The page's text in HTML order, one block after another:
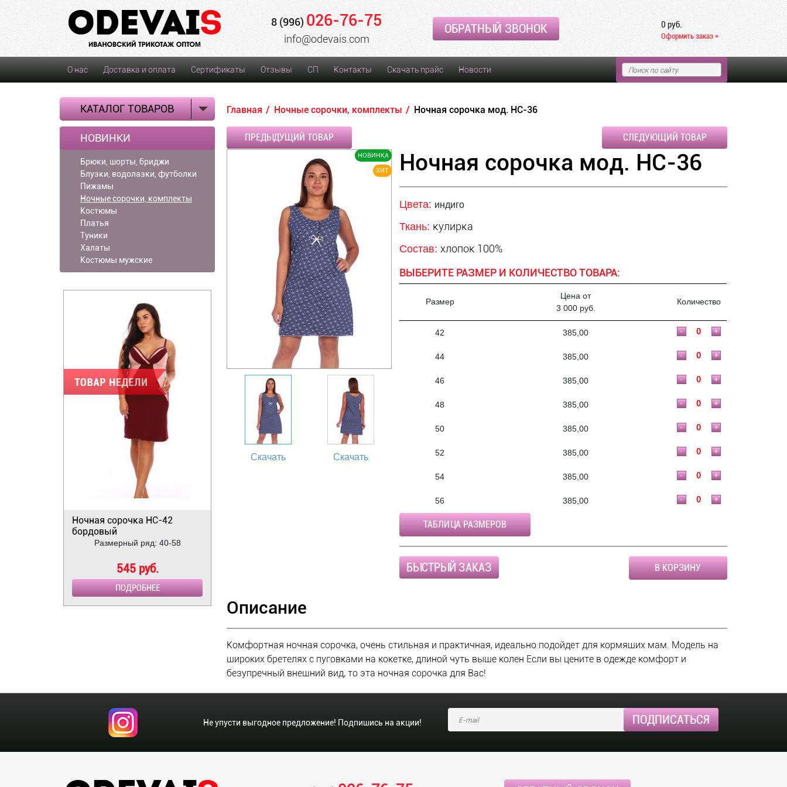
8 (996) 026-76-75
info@odevais.com
ОБРАТНЫЙ ЗВОНОК 0 руб.
Оформить заказ »
О нас Доставка и оплата Сертификаты Отзывы СП Контакты Скачать прайс Новости
КАТАЛОГ ТОВАРОВ
НОВИНКИ
Брюки, шорты, бриджи
Блузки, водолазки, футболки
Пижамы
Ночные сорочки, комплекты
Костюмы
Платья
Туники
Халаты
Костюмы мужские
Ночная сорочка НС-42
бордовый
Размерный ряд: 40-58
545 руб.
ПОДРОБНЕЕ
Главная Ночные сорочки, комплекты Ночная сорочка мод. НС-36
ПРЕДЫДУЩИЙ ТОВАР СЛЕДУЮЩИЙ ТОВАР
НОВИНКА
ХИТ
Скачать Скачать
Ночная сорочка мод. НС-36
Цвета: индиго
Ткань: кулирка
Состав: хлопок 100%
ВЫБЕРИТЕ РАЗМЕР И КОЛИЧЕСТВО ТОВАРА:
Размер
Цена от
3 000 руб.
Количество
42 385,00 +
-
44 385,00 +
-
46 385,00 +
-
48 385,00 +
-
50 385,00 +
-
52 385,00 +
-
54 385,00 +
-
56 385,00 +
-
ТАБЛИЦА РАЗМЕРОВ
БЫСТРЫЙ ЗАКАЗ В КОРЗИНУ
Описание
Комфортная ночная сорочка, очень стильная и практичная, идеально подойдет для кормящих мам. Модель на
широких бретелях с пуговками на кокетке, длиной чуть выше колен Если вы цените в одежде комфорт и
безупречный внешний вид, то эта ночная сорочка для Вас!
Не упусти выгодное предложение! Подпишись на акции!